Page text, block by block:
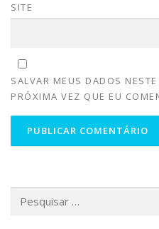
SITE
SALVAR MEUS DADOS
PRÓXIMA VEZ QUE EU